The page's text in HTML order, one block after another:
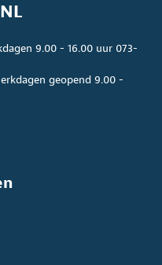
9.00 - 16.00 uur 073-
geopend 9.00 -